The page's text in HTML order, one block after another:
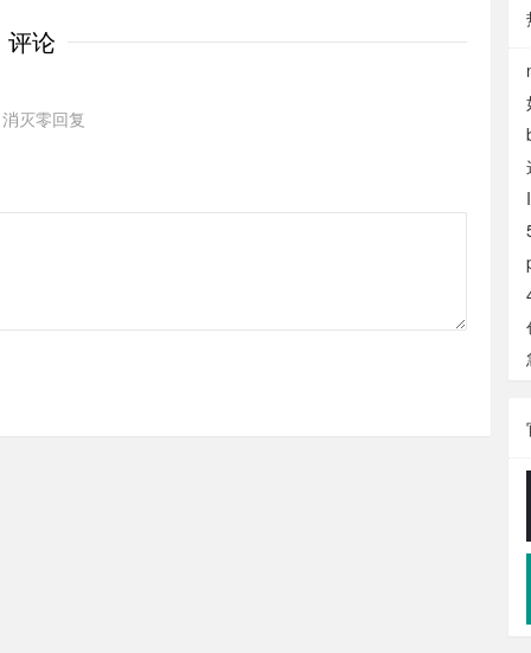
评论
消灭零回复